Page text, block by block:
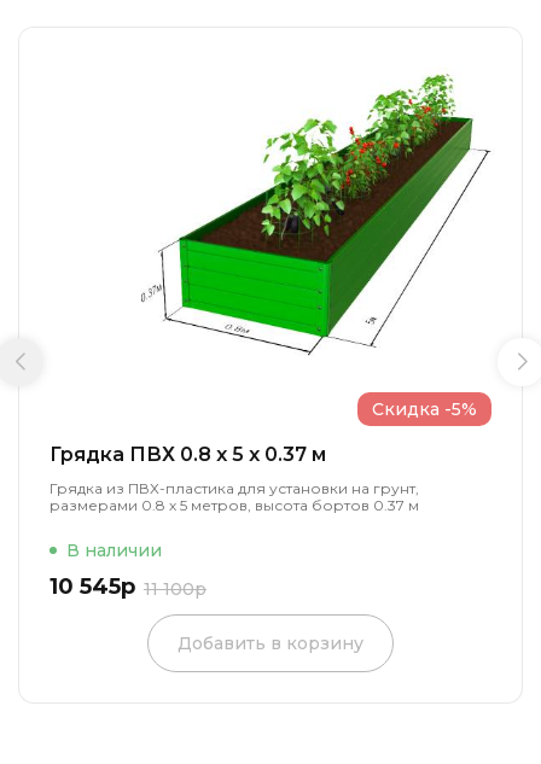
Грядка ПВХ 0.8 x 5 x 0.37 м
Грядка из ПВХ-пластика для установки на грунт,
размерами 0.8 х 5 метров, высота бортов 0.37 м
В наличии
10 545р 11 100р
Скидка -5%
Добавить в корзину